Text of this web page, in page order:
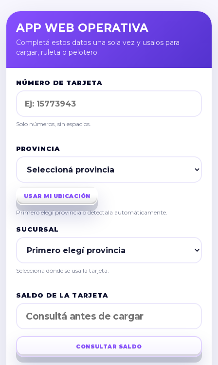
APP WEB OPERATIVA
Completá estos datos una sola vez y usalos para
cargar, ruleta o pelotero.
NÚMERO DE TARJETA
Solo números, sin espacios.
PROVINCIA
USAR MI UBICACIÓN
Primero elegí provincia o detectala automáticamente.
SUCURSAL
Seleccioná dónde se usa la tarjeta.
SALDO DE LA TARJETA
CONSULTAR SALDO